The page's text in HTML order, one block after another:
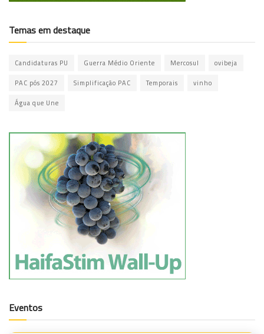
Temas em destaque
Candidaturas PU Guerra Médio Oriente Mercosul ovibeja
PAC pós 2027 Simplificação PAC Temporais vinho
Água que Une
Eventos